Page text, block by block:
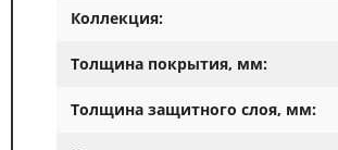
Коллекция:
Толщина покрытия, мм:
Толщина защитного слоя, мм: